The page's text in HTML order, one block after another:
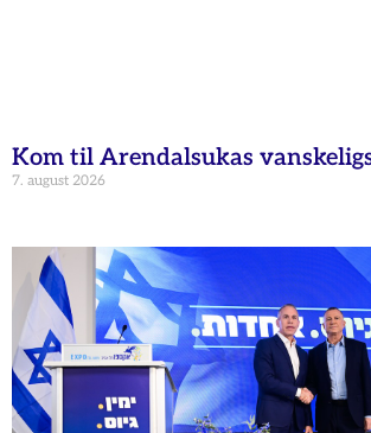
Kom til Arendalsukas
7. august 2026